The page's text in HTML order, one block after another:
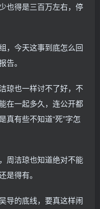
也得是三百万左右，停
今天这事到底怎么回
告。
也一样讨不了好，不
在一起多久，连公开都
真有些不知道“死”字怎
洁琼也知道绝对不能
是得有。
的底线，要真这样闹